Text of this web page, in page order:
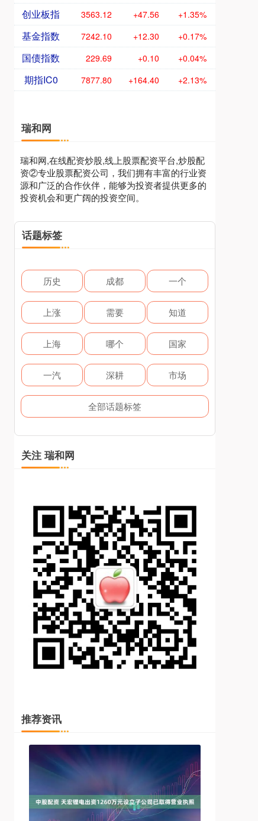
创业板指 3563.12 +47.56 +1.35%
基金指数 7242.10 +12.30 +0.17%
国债指数 229.69 +0.10 +0.04%
期指IC0 7877.80 +164.40 +2.13%
瑞和网
瑞和网,在线配资炒股,线上股票配资平台,炒股配
资②专业股票配资公司，我们拥有丰富的行业资
源和广泛的合作伙伴，能够为投资者提供更多的
投资机会和更广阔的投资空间。
话题标签
历史 成都 一个
上涨 需要 知道
上海 哪个 国家
一汽 深耕 市场
全部话题标签
关注 瑞和网
推荐资讯